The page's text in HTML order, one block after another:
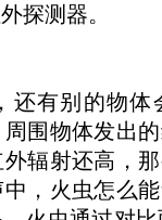
探测器。
还有别的物体
围物体发出
辐射还高，
，火虫怎么